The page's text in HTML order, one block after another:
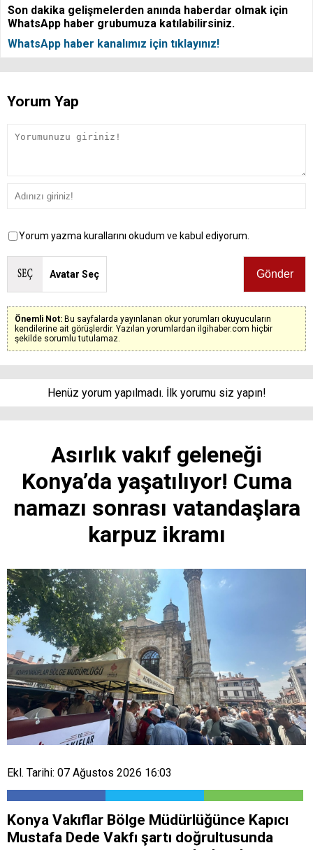
Son dakika gelişmelerden anında haberdar olmak için
WhatsApp haber grubumuza katılabilirsiniz.
WhatsApp haber kanalımız için tıklayınız!
Yorum Yap
Yorum yazma kurallarını okudum ve kabul ediyorum.
Avatar Seç
Önemli Not: Bu sayfalarda yayınlanan okur yorumları okuyucuların
kendilerine ait görüşlerdir. Yazılan yorumlardan ilgihaber.com hiçbir
şekilde sorumlu tutulamaz.
Henüz yorum yapılmadı. İlk yorumu siz yapın!
Asırlık vakıf geleneği
Konya’da yaşatılıyor! Cuma
namazı sonrası vatandaşlara
karpuz ikramı
Ekl. Tarihi: 07 Ağustos 2026 16:03
Konya Vakıflar Bölge Müdürlüğünce Kapıcı
Mustafa Dede Vakfı şartı doğrultusunda